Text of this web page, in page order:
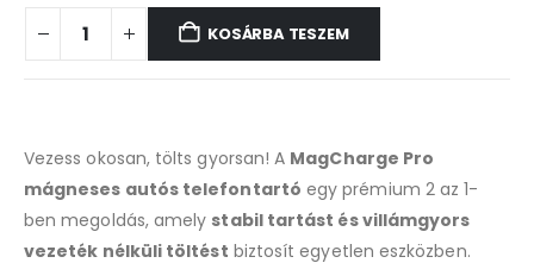
KOSÁRBA TESZEM
Vezess okosan, tölts gyorsan! A MagCharge Pro
mágneses autós telefontartó egy prémium 2 az 1-
ben megoldás, amely stabil tartást és villámgyors
vezeték nélküli töltést biztosít egyetlen eszközben.